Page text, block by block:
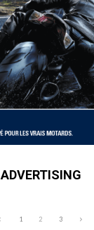
ADVERTISING
1 2 3